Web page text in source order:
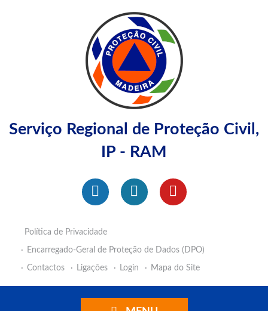
Serviço Regional de Proteção Civil,
IP - RAM
Política de Privacidade
Encarregado-Geral de Proteção de Dados (DPO)
Contactos
Ligações Login Mapa do Site